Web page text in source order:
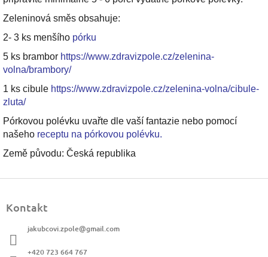
Zeleninová směs obsahuje:
2- 3 ks menšího pórku
5 ks brambor https://www.zdravizpole.cz/zelenina-
volna/brambory/
1 ks cibule https://www.zdravizpole.cz/zelenina-volna/cibule-
zluta/
Pórkovou polévku uvařte dle vaší fantazie nebo pomocí
našeho receptu na pórkovou polévku.
Země původu: Česká republika
Kontakt
jakubcovi.zpole@gmail.com
+420 723 664 767